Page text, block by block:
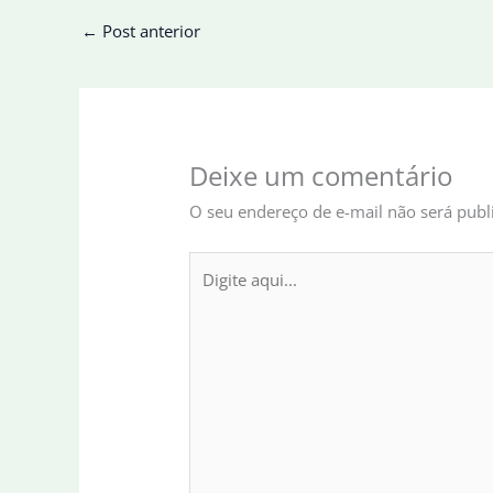
← Post anterior
Deixe um comentário
O seu endereço de e-mail não será
aqui...